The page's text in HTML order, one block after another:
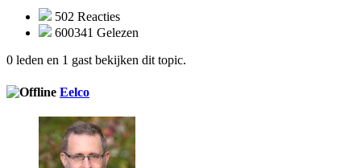
502 Reacties
600341 Gelezen
0 leden en 1 gast bekijken dit topic.
Eelco